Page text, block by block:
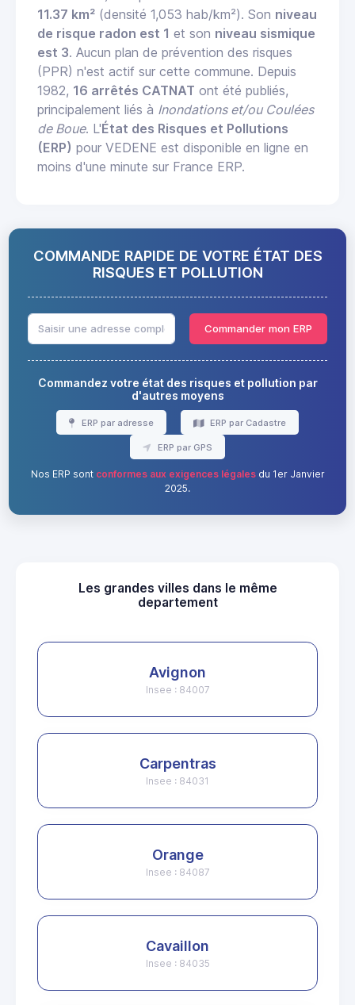
11.37 km² (densité 1,053 hab/km²). Son niveau
de risque radon est 1 et son niveau sismique
est 3. Aucun plan de prévention des risques
(PPR) n'est actif sur cette commune. Depuis
1982, 16 arrêtés CATNAT ont été publiés,
principalement liés à Inondations et/ou Coulées
de Boue. L'État des Risques et Pollutions
(ERP) pour VEDENE est disponible en ligne en
moins d'une minute sur France ERP.
COMMANDE RAPIDE DE VOTRE ÉTAT DES
RISQUES ET POLLUTION
Commander mon ERP
Commandez votre état des risques et pollution par
d'autres moyens
ERP par adresse ERP par Cadastre
ERP par GPS
Nos ERP sont conformes aux exigences légalesdu 1er Janvier
2025.
Les grandes villes dans le même
departement
Avignon
Insee : 84007
Carpentras
Insee : 84031
Orange
Insee : 84087
Cavaillon
Insee : 84035